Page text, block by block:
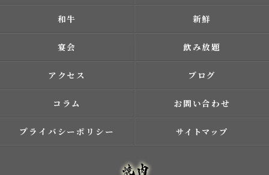
和牛 新鮮
宴会 飲み放題
アクセス ブログ
コラム お問い合わせ
プライバシーポリシー サイトマップ